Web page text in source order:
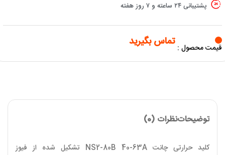
پشتیبانی ۲۴ ساعته و ۷ روز هفته
قیمت محصول : تماس بگیرید
توضیحاتنظرات (0)
کلید حرارتی چانت NS2-80B 40-63A تشکیل شده از فیوز